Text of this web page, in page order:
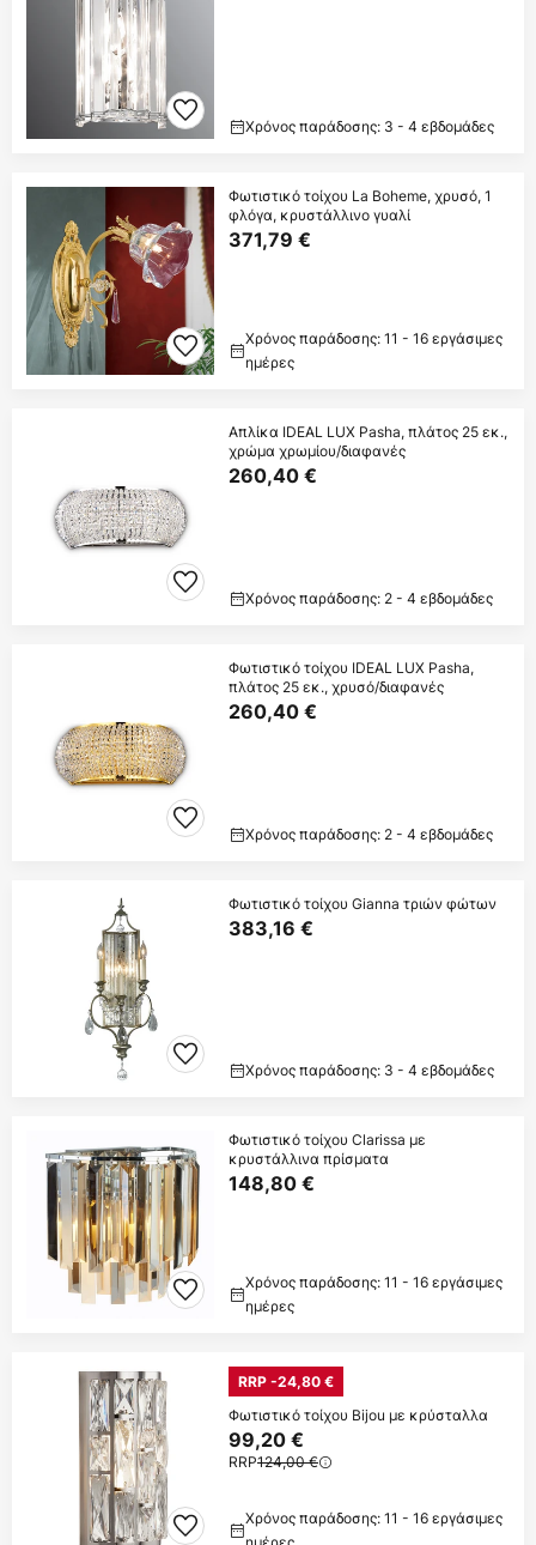
Χρόνος παράδοσης: 3 - 4 εβδομάδες
Φωτιστικό τοίχου La Boheme, χρυσό, 1
φλόγα, κρυστάλλινο γυαλί
371,79 €
Χρόνος παράδοσης: 11 - 16 εργάσιμες
ημέρες
Απλίκα IDEAL LUX Pasha, πλάτος 25 εκ.,
χρώμα χρωμίου/διαφανές
260,40 €
Χρόνος παράδοσης: 2 - 4 εβδομάδες
Φωτιστικό τοίχου IDEAL LUX Pasha,
πλάτος 25 εκ., χρυσό/διαφανές
260,40 €
Χρόνος παράδοσης: 2 - 4 εβδομάδες
Φωτιστικό τοίχου Gianna τριών φώτων
383,16 €
Χρόνος παράδοσης: 3 - 4 εβδομάδες
Φωτιστικό τοίχου Clarissa με
κρυστάλλινα πρίσματα
148,80 €
Χρόνος παράδοσης: 11 - 16 εργάσιμες
ημέρες
RRP -24,80 €
Φωτιστικό τοίχου Bijou με κρύσταλλα
99,20 €
RRP124,00 €
Χρόνος παράδοσης: 11 - 16 εργάσιμες